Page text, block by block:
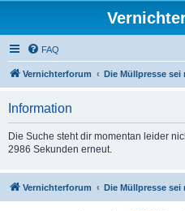
FAQ
Vernichterforum Die Müllpresse sei
Information
Die Suche steht dir momentan leider
2986 Sekunden erneut.
Vernichterforum Die Müllpresse sei